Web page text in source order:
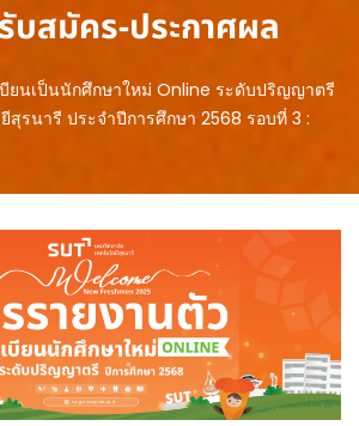
บสมัคร-ประกาศผล
ยนเป็นนักศึกษาใหม่ Online ระดับปริญญาตรี
สุรนารี ประจำปีการศึกษา 2568 รอบที่ 3 :